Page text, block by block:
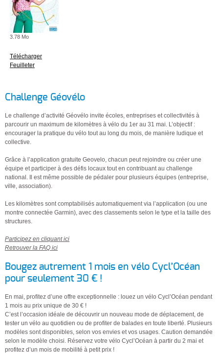
3.78 Mo
Télécharger
Feuilleter
Challenge Géovélo
Le challenge d’activité Géovélo invite écoles, entreprises et collectivités à
parcourir un maximum de kilomètres à vélo du 1er au 31 mai. L’objectif :
encourager la pratique du vélo tout au long du mois, de manière ludique et
collective.
Grâce à l’application gratuite Geovelo, chacun peut rejoindre ou créer une
équipe et participer à des défis locaux tout en contribuant au challenge
national. Il est même possible de pédaler pour plusieurs équipes (entreprise,
ville, association).
Les kilomètres sont comptabilisés automatiquement via l’application (ou une
montre connectée Garmin), avec des classements selon le type et la taille des
structures.
Participez en cliquant ici
Retrouver la FAQ ici
Bougez autrement 1 mois en vélo Cycl’Océan
pour seulement 30 € !
En mai, profitez d’une offre exceptionnelle : louez un vélo Cycl’Océan pendant
1 mois au prix unique de 30 € !
C’est l’occasion idéale de découvrir un nouveau mode de déplacement, de
tester un vélo au quotidien ou de profiter de balades en toute liberté. Plusieurs
modèles sont disponibles, selon vos envies et vos usages. Caution demandée
selon le modèle choisi. Réservez votre vélo Cycl’Océan à partir du 2 mai et
profitez d’un mois de mobilité à petit prix !